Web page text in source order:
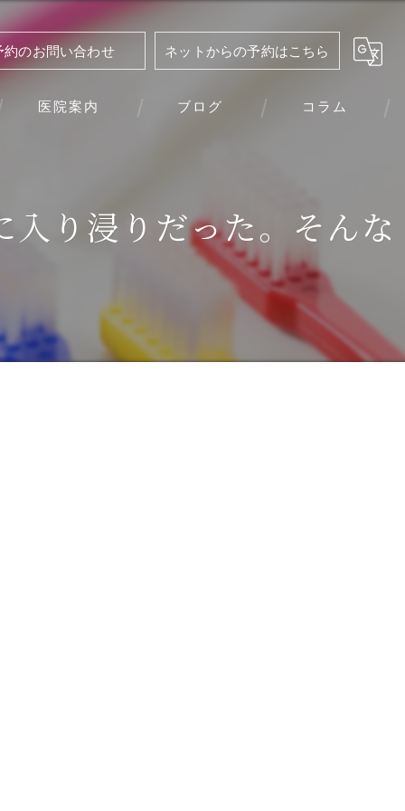
約のお問い合わせ ネットからの予約はこちら
医院案内 ブログ コラム
入り浸りだった。そんな